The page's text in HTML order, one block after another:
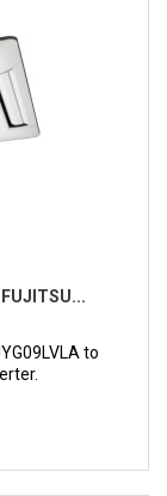
to